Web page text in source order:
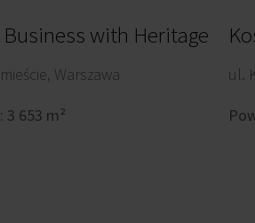
with Heritage
Warszawa
653 m²
ul.